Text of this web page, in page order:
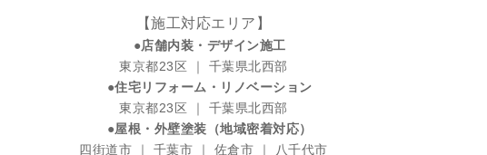
【施工対応エリア】
●店舗内装・デザイン施工
東京都23区 ｜ 千葉県北西部
●住宅リフォーム・リノベーション
東京都23区 ｜ 千葉県北西部
●屋根・外壁塗装（地域密着対応）
四街道市 ｜ 千葉市 ｜ 佐倉市 ｜ 八千代市